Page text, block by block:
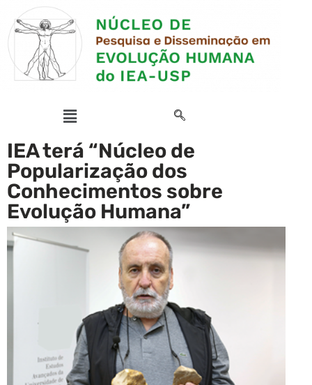
IEA terá “Núcleo de
Popularização dos
Conhecimentos sobre
Evolução Humana”